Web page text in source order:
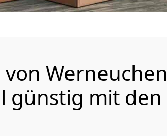
Werneuchen
günstig mit den